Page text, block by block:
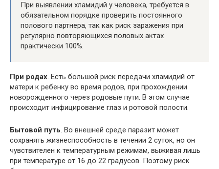
При выявлении хламидий у человека, требуется в
обязательном порядке проверить постоянного
полового партнера, так как риск заражения при
регулярно повторяющихся половых актах
практически 100%.
При родах. Есть большой риск передачи хламидий от
матери к ребенку во время родов, при прохождении
новорожденного через родовые пути. В этом случае
происходит инфицирование глаз и ротовой полости.
Бытовой путь. Во внешней среде паразит может
сохранять жизнеспособность в течении 2 суток, но он
чувствителен к температурным режимам, выживая лишь
при температуре от 16 до 22 градусов. Поэтому риск